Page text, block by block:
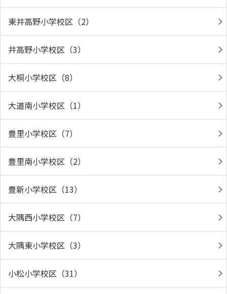
東井高野小学校区（2）
井高野小学校区（3）
大桐小学校区（8）
大道南小学校区（1）
豊里小学校区（7）
豊里南小学校区（2）
豊新小学校区（13）
大隅西小学校区（7）
大隅東小学校区（3）
小松小学校区（31）